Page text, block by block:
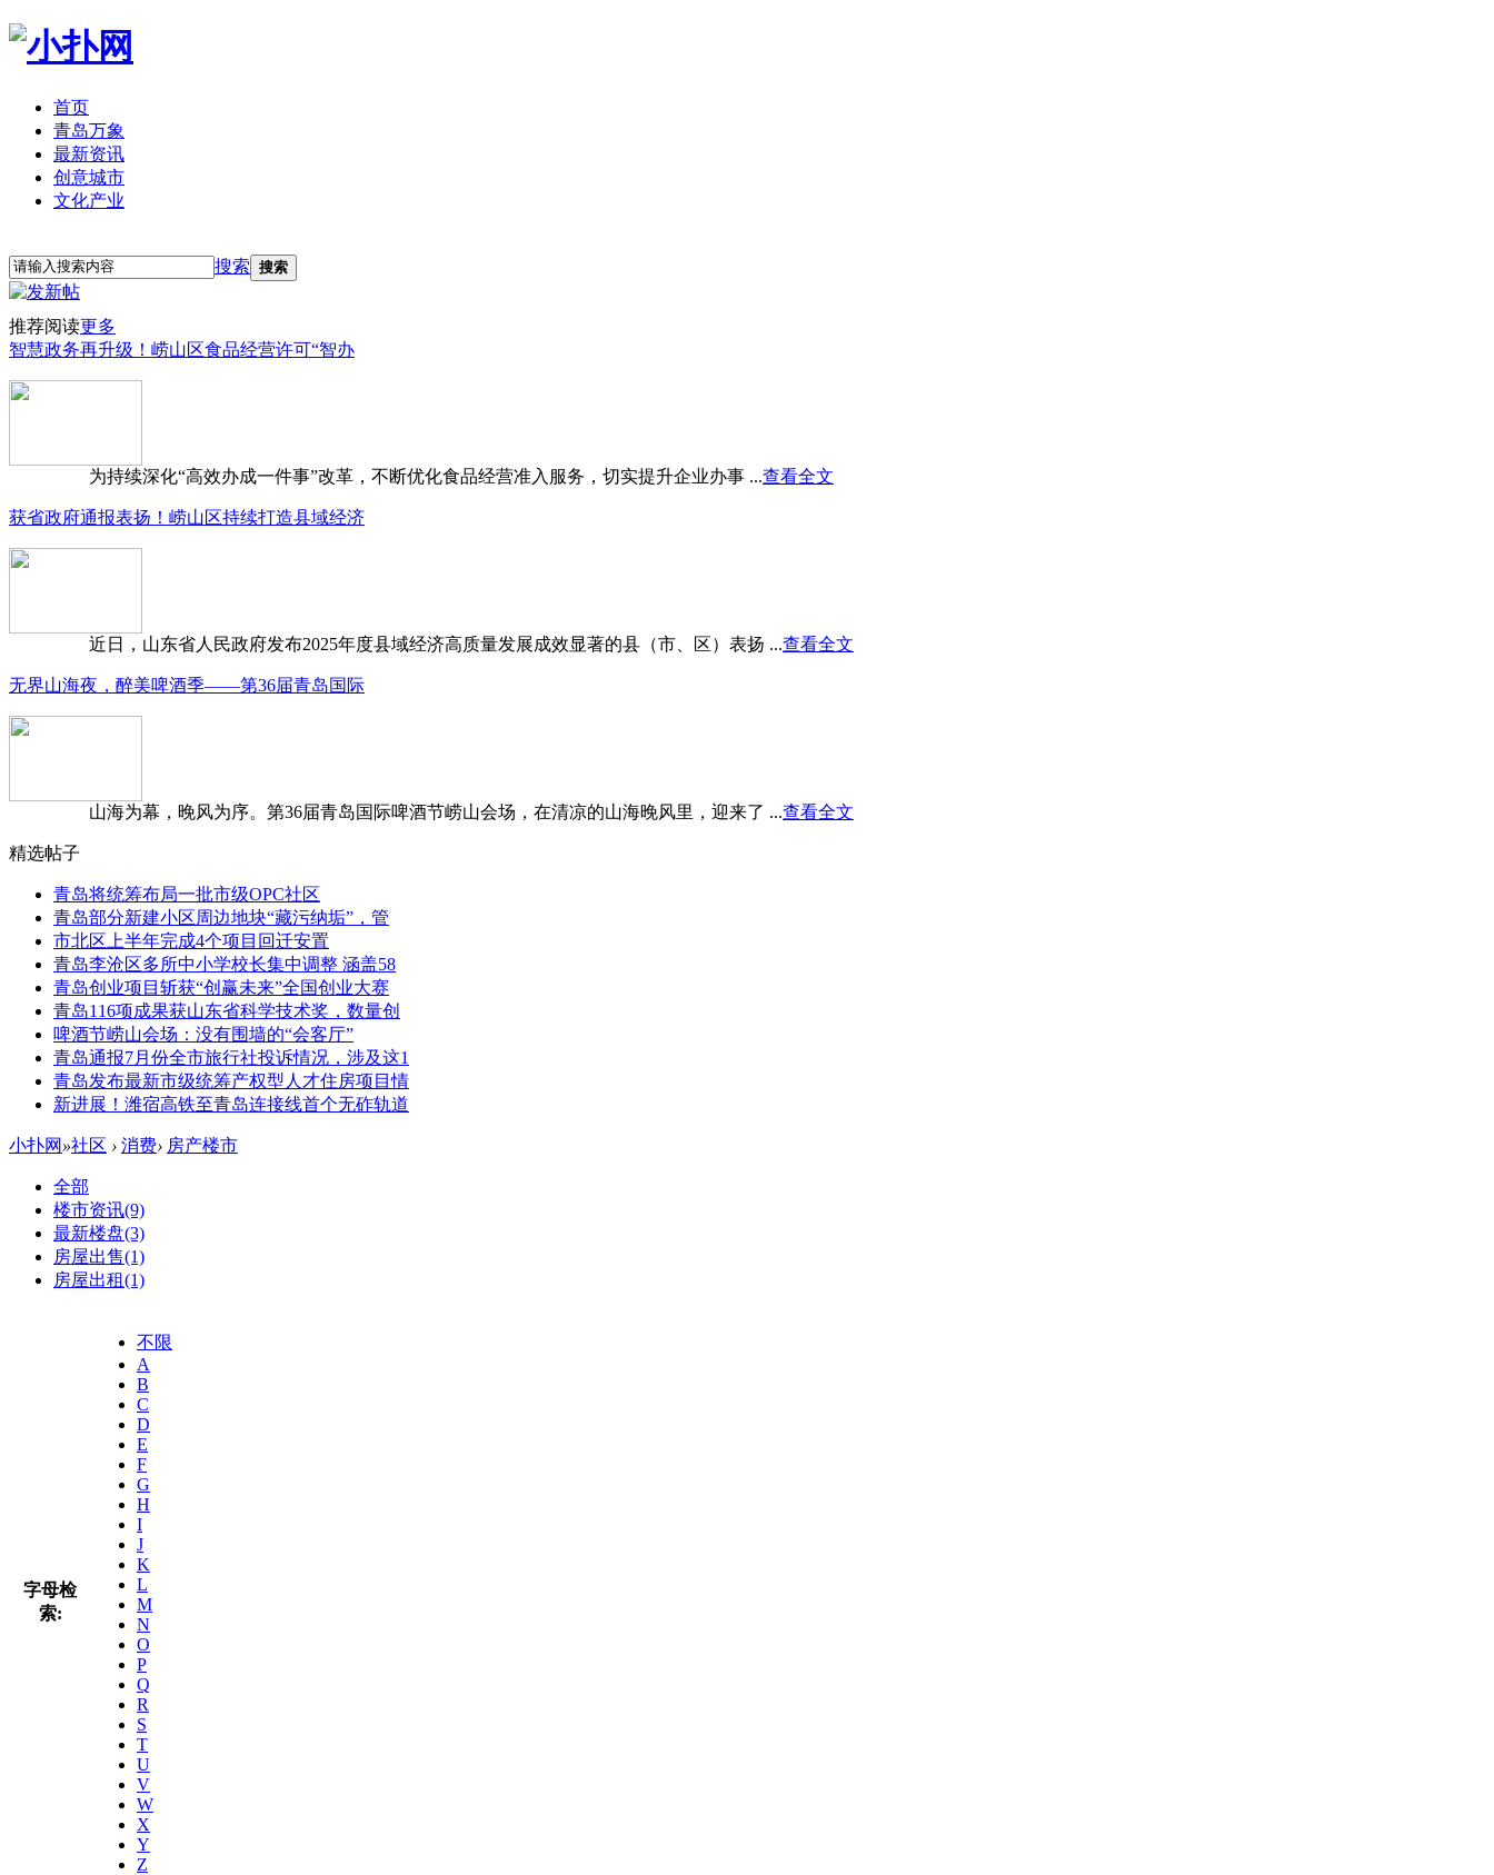
首页
青岛万象
最新资讯
创意城市
文化产业
搜索 搜索
推荐阅读更多
智慧政务再升级！崂山区食品经营许可“智办
为持续深化“高效办成一件事”改革，不断优化食品经营准入服务，切实提升企业办事 ...查看全文
获省政府通报表扬！崂山区持续打造县域经济
近日，山东省人民政府发布2025年度县域经济高质量发展成效显著的县（市、区）表扬 ...查看全文
无界山海夜，醉美啤酒季——第36届青岛国际
山海为幕，晚风为序。第36届青岛国际啤酒节崂山会场，在清凉的山海晚风里，迎来了 ...查看全文
精选帖子
青岛将统筹布局一批市级OPC社区
青岛部分新建小区周边地块“藏污纳垢”，管
市北区上半年完成4个项目回迁安置
青岛李沧区多所中小学校长集中调整 涵盖58
青岛创业项目斩获“创赢未来”全国创业大赛
青岛116项成果获山东省科学技术奖，数量创
啤酒节崂山会场：没有围墙的“会客厅”
青岛通报7月份全市旅行社投诉情况，涉及这1
青岛发布最新市级统筹产权型人才住房项目情
新进展！潍宿高铁至青岛连接线首个无砟轨道
小扑网 »社区 › 消费› 房产楼市
全部
楼市资讯(9)
最新楼盘(3)
房屋出售(1)
房屋出租(1)
字母检
索:
不限
A
B
C
D
E
F
G
H
I
J
K
L
M
N
O
P
Q
R
S
T
U
V
W
X
Y
Z